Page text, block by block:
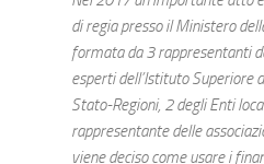
di regia presso il Ministero
formata da 3 rappresentanti
esperti dell’Istituto Superiore
Stato-Regioni, 2 degli Enti
rappresentante delle
viene deciso come usare i